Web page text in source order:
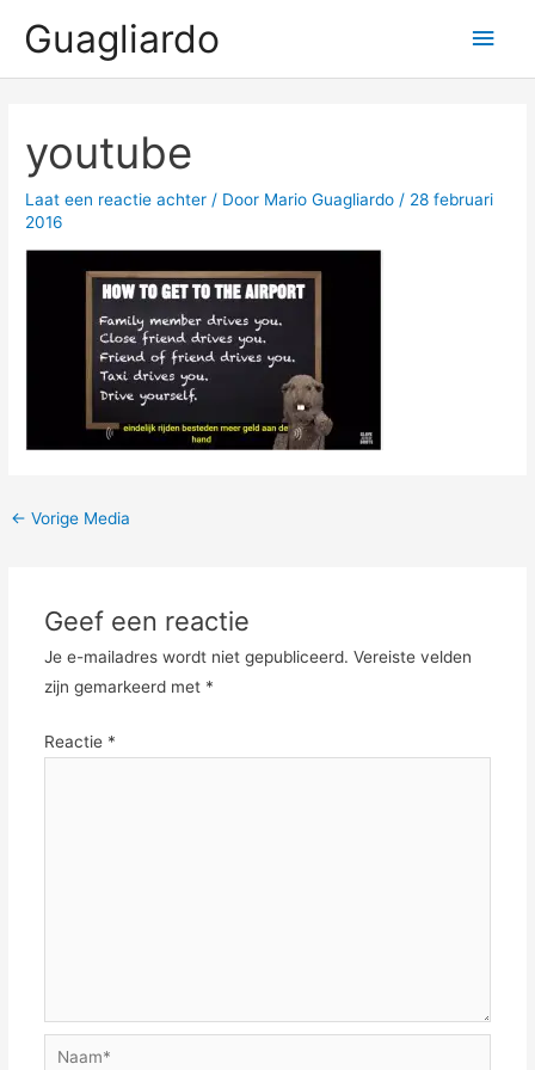
naarGuagliardo
youtube
Laat een reactie achter / Door Mario Guagliardo / 28 februari
2016
← Vorige Media
Geef een reactie
Je e-mailadres wordt niet gepubliceerd. Vereiste velden
zijn gemarkeerd met *
Reactie *
Naam*